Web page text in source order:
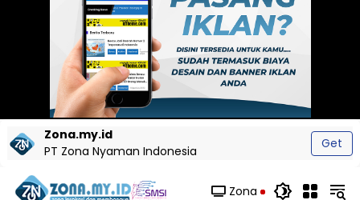
Zona.my.id
PT Zona Nyaman Indonesia
Get
Zona